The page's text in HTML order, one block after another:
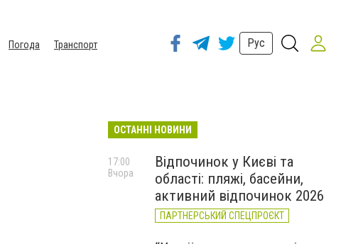
Погода
Транспорт
Рус
ОСТАННІ НОВИНИ
Відпочинок у Києві та
області: пляжі, басейни,
активний відпочинок 2026
ПАРТНЕРСЬКИЙ СПЕЦПРОЄКТ
17:00
Вчора